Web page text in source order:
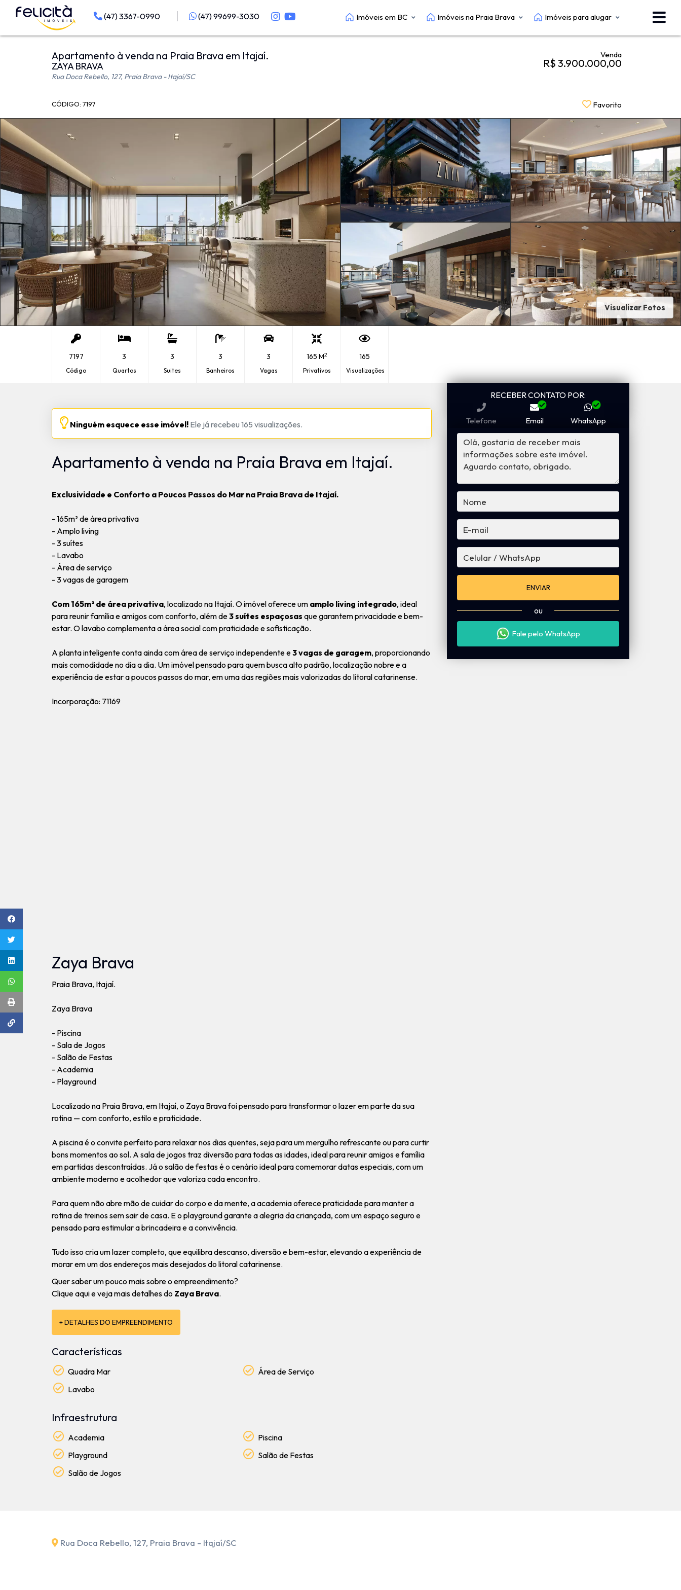
(47) 3367-0990 (47) 99699-3030 Imóveis em BC Imóveis na Praia Brava Imóveis para alugar
Apartamento à venda na Praia Brava em Itajaí.
ZAYA BRAVA
Rua Doca Rebello, 127, Praia Brava - Itajaí/SC
Venda
R$ 3.900.000,00
CÓDIGO: 7197 Favorito
Visualizar Fotos
7197
Código
3
Quartos
3
Suites
3
Banheiros
3
Vagas
165 M2
Privativos
165
Visualizações
Ninguém esquece esse imóvel! Ele já recebeu 165 visualizações.
Apartamento à venda na Praia Brava em Itajaí.
Exclusividade e Conforto a Poucos Passos do Mar na Praia Brava de Itajaí.
- 165m² de área privativa
- Amplo living
- 3 suítes
- Lavabo
- Área de serviço
- 3 vagas de garagem
Com 165m² de área privativa, localizado na Itajaí. O imóvel oferece um amplo living integrado, ideal
para reunir família e amigos com conforto, além de3 suítes espaçosas que garantem privacidade e bem-
estar. O lavabo complementa a área social com praticidade e sofisticação.
A planta inteligente conta ainda com área de serviço independente e3 vagas de garagem, proporcionando
mais comodidade no dia a dia. Um imóvel pensado para quem busca alto padrão, localização nobre e a
experiência de estar a poucos passos do mar, em uma das regiões mais valorizadas do litoral catarinense.
Incorporação: 71169
Zaya Brava
Praia Brava, Itajaí.
Zaya Brava
- Piscina
- Sala de Jogos
- Salão de Festas
- Academia
- Playground
Localizado na Praia Brava, em Itajaí, o Zaya Brava foi pensado para transformar o lazer em parte da sua
rotina — com conforto, estilo e praticidade.
A piscina é o convite perfeito para relaxar nos dias quentes, seja para um mergulho refrescante ou para curtir
bons momentos ao sol. A sala de jogos traz diversão para todas as idades, ideal para reunir amigos e família
em partidas descontraídas. Já o salão de festas é o cenário ideal para comemorar datas especiais, com um
ambiente moderno e acolhedor que valoriza cada encontro.
Para quem não abre mão de cuidar do corpo e da mente, a academia oferece praticidade para manter a
rotina de treinos sem sair de casa. E o playground garante a alegria da criançada, com um espaço seguro e
pensado para estimular a brincadeira e a convivência.
Tudo isso cria um lazer completo, que equilibra descanso, diversão e bem-estar, elevando a experiência de
morar em um dos endereços mais desejados do litoral catarinense.
Quer saber um pouco mais sobre o empreendimento?
Clique aqui e veja mais detalhes do Zaya Brava.
+ DETALHES DO EMPREENDIMENTO
Características
Quadra Mar
Área de Serviço
Lavabo
Infraestrutura
Academia
Piscina
Playground
Salão de Festas
Salão de Jogos
Rua Doca Rebello, 127, Praia Brava - Itajaí/SC
RECEBER CONTATO POR:
Telefone Email WhatsApp
ENVIAR
ou
Fale pelo WhatsApp